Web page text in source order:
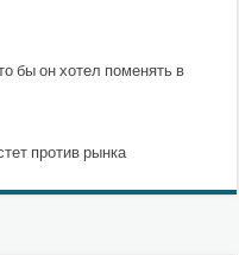
бы он хотел поменять в
против рынка